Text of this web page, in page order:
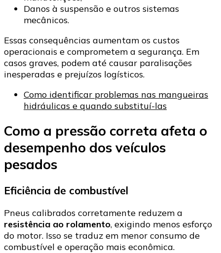
Danos à suspensão e outros sistemas
mecânicos.
Essas consequências aumentam os custos
operacionais e comprometem a segurança. Em
casos graves, podem até causar paralisações
inesperadas e prejuízos logísticos.
Como identificar problemas nas mangueiras
hidráulicas e quando substituí-las
Como a pressão correta afeta o
desempenho dos veículos
pesados
Eficiência de combustível
Pneus calibrados corretamente reduzem a
resistência ao rolamento, exigindo menos esforço
do motor. Isso se traduz em menor consumo de
combustível e operação mais econômica.